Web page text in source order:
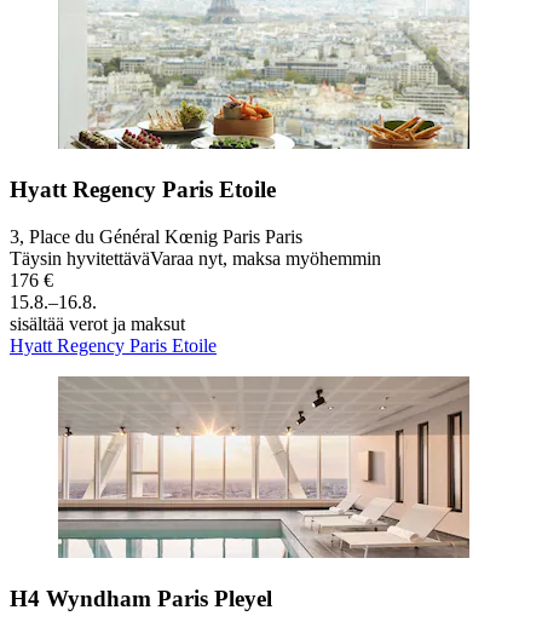
Hyatt Regency Paris Etoile
3, Place du Général Kœnig Paris Paris
Täysin hyvitettäväVaraa nyt, maksa myöhemmin
176 €
15.8.–16.8.
sisältää verot ja maksut
Hyatt Regency Paris Etoile
H4 Wyndham Paris Pleyel